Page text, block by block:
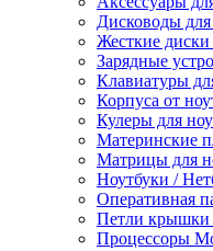
Дисководы
Жесткие диски
Зарядные
Клавиатуры
Корпуса от
Кулеры для
Материнские
Матрицы для
Ноутбуки /
Оперативная
Петли крышки
Процессоры